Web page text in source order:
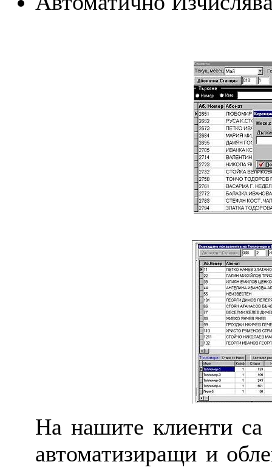
На нашите клиенти са
автоматизиращи и